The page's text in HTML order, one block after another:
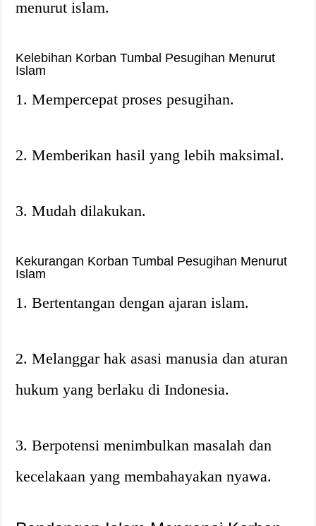
menurut islam.
Kelebihan Korban Tumbal Pesugihan Menurut
Islam
1. Mempercepat proses pesugihan.
2. Memberikan hasil yang lebih maksimal.
3. Mudah dilakukan.
Kekurangan Korban Tumbal Pesugihan Menurut
Islam
1. Bertentangan dengan ajaran islam.
2. Melanggar hak asasi manusia dan aturan
hukum yang berlaku di Indonesia.
3. Berpotensi menimbulkan masalah dan
kecelakaan yang membahayakan nyawa.